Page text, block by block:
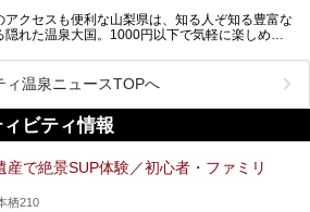
アクセスも便利な山梨県は、知る人ぞ知る豊富な
隠れた温泉大国。1000円以下で気軽に楽しめ
らの季節に嬉しい、じんわりと体の芯まで温ま
”が豊富なのも魅力。今回は、湯質も抜群で心ゆく
クスできる山梨のお得な日帰り温泉を、実際体験
共に紹介します。
35℃～39℃程度の体温に近いぬるめ温泉のこ
ィ温泉ニュースTOPへ
ビティ情報
産で絶景SUP体験／初心者・ファミリ
栖210